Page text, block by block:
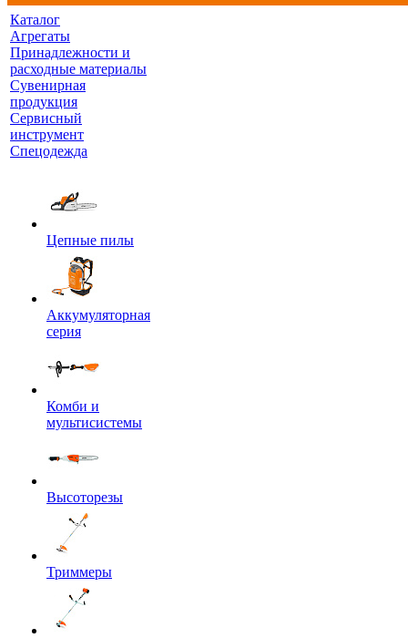
Каталог
Агрегаты
Принадлежности и
расходные материалы
Сувенирная
продукция
Сервисный
инструмент
Спецодежда
Цепные пилы
Аккумуляторная
серия
Комби и
мультисистемы
Высоторезы
Триммеры